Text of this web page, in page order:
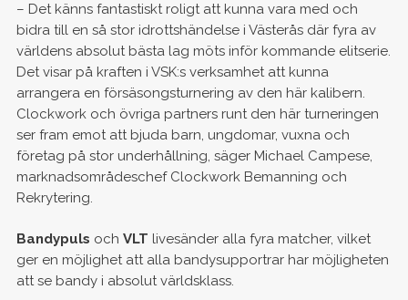
– Det känns fantastiskt roligt att kunna vara med och
bidra till en så stor idrottshändelse i Västerås där fyra av
världens absolut bästa lag möts inför kommande elitserie.
Det visar på kraften i VSK:s verksamhet att kunna
arrangera en försäsongsturnering av den här kalibern.
Clockwork och övriga partners runt den här turneringen
ser fram emot att bjuda barn, ungdomar, vuxna och
företag på stor underhållning, säger Michael Campese,
marknadsområdeschef Clockwork Bemanning och
Rekrytering.
Bandypuls och VLT livesänder alla fyra matcher, vilket
ger en möjlighet att alla bandysupportrar har möjligheten
att se bandy i absolut världsklass.